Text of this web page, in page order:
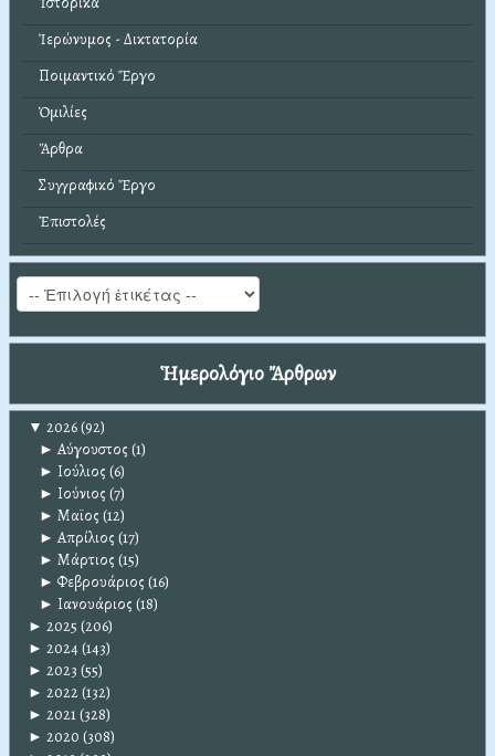
Ἱερώνυμος - Δικτατορία
Ποιμαντικό Ἔργο
Ὁμιλίες
Ἄρθρα
Συγγραφικό Ἔργο
Ἐπιστολές
Ἡμερολόγιο Ἄρθρων
▼ 2026(92)
► Αύγουστος (1)
► Ιούλιος (6)
► Ιούνιος (7)
► Μαϊος (12)
► Απρίλιος (17)
► Μάρτιος (15)
► Φεβρουάριος (16)
► Ιανουάριος (18)
► 2025 (206)
► 2024(143)
► 2023 (55)
► 2022(132)
► 2021(328)
► 2020 (308)